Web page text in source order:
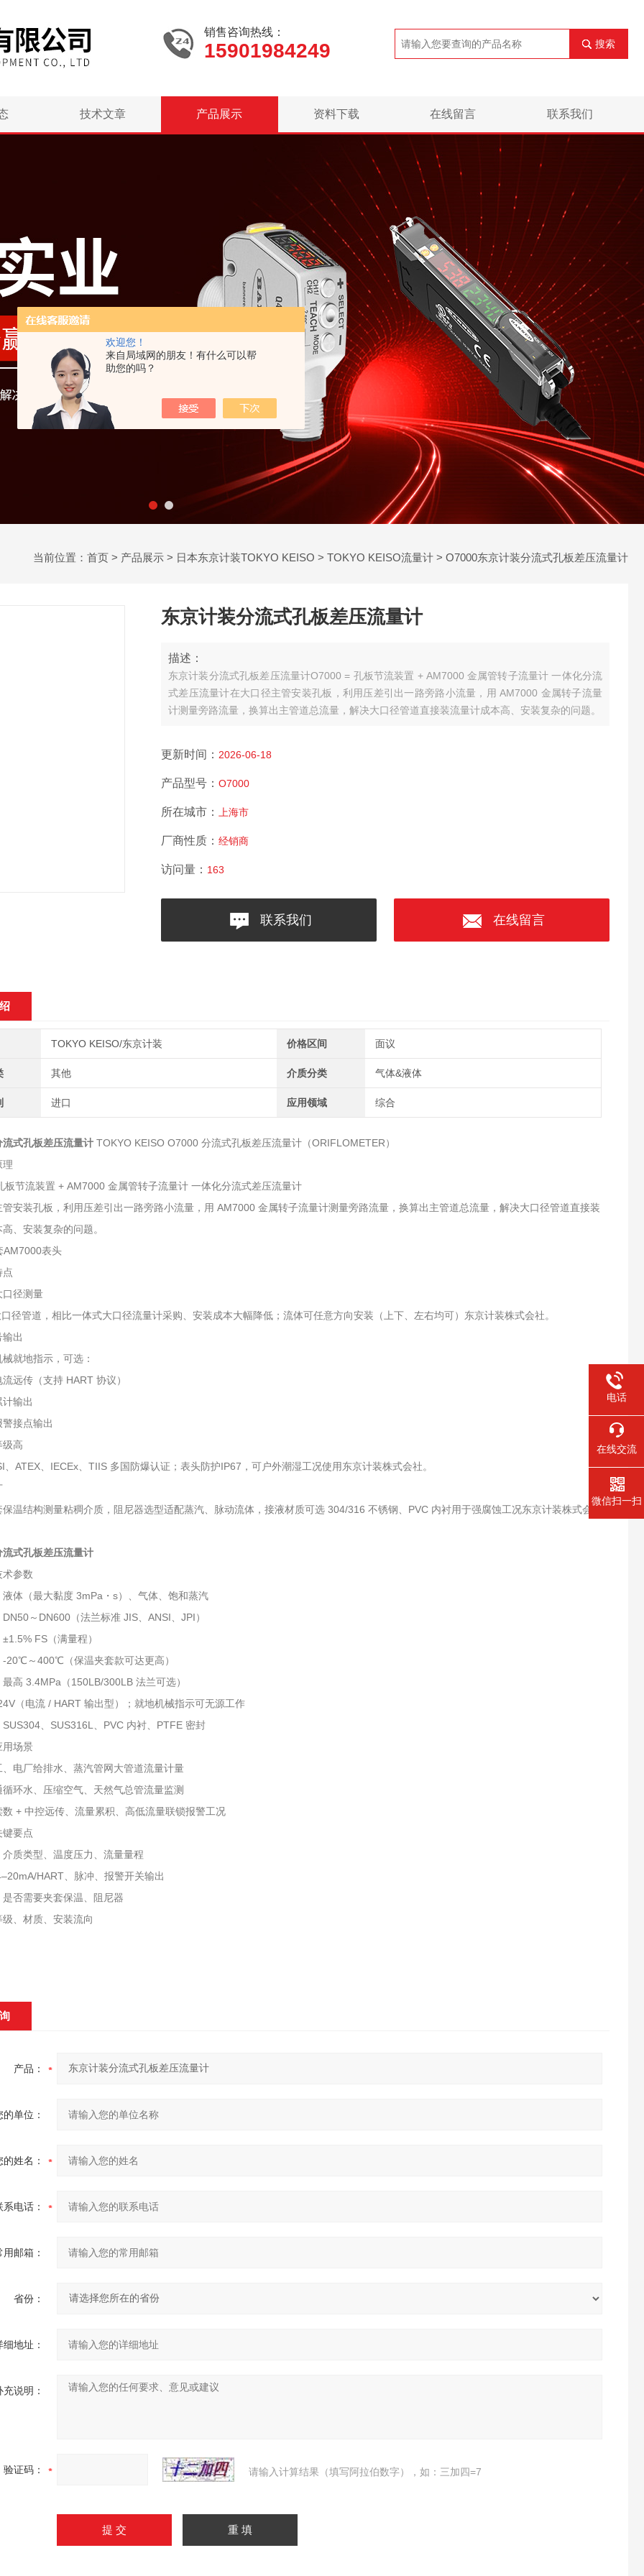
欢迎您！
来自局域网的朋友！有什么可以帮
助您的吗？
销售咨询热线：
15901984249 搜索
技术文章 产品展示 资料下载 在线留言 联系我们
当前位置： 首页 > 产品展示 > 日本东京计装TOKYO KEISO > TOKYO KEISO流量计 > O7000东京计装分流式孔板差压流量计
东京计装分流式孔板差压流量计
描述：
东京计装分流式孔板差压流量计O7000 = 孔板节流装置 + AM7000 金属管转子流量计 一体化分流
式差压流量计在大口径主管安装孔板，利用压差引出一路旁路小流量，用 AM7000 金属转子流量
计测量旁路流量，换算出主管道总流量，解决大口径管道直接装流量计成本高、安装复杂的问题。
更新时间： 2026-06-18
产品型号： O7000
所在城市： 上海市
厂商性质： 经销商
访问量： 163
联系我们 在线留言
TOKYO KEISO/东京计装 价格区间 面议
其他 介质分类 气体&液体
进口 应用领域 综合
流式孔板差压流量计 TOKYO KEISO O7000 分流式孔板差压流量计（ORIFLOMETER）
理
板节流装置 + AM7000 金属管转子流量计 一体化分流式差压流量计
管安装孔板，利用压差引出一路旁路小流量，用 AM7000 金属转子流量计测量旁路流量，换算出主管道总流量，解决大口径管道直接装
、安装复杂的问题。
AM7000表头
点
口径测量
径管道，相比一体式大口径流量计采购、安装成本大幅降低；流体可任意方向安装（上下、左右均可）东京计装株式会社。
出
就地指示，可选：
远传（支持 HART 协议）
输出
接点输出
级高
、ATEX、IECEx、TIIS 多国防爆认证；表头防护IP67，可户外潮湿工况使用东京计装株式会社。
保温结构测量粘稠介质，阻尼器选型适配蒸汽、脉动流体，接液材质可选 304/316 不锈钢、PVC 内衬用于强腐蚀工况东京计装株式会
流式孔板差压流量计
术参数
液体（最大黏度 3mPa・s）、气体、饱和蒸汽
～DN600（法兰标准 JIS、ANSI、JPI）
FS（满量程）
-20℃～400℃（保温夹套款可达更高）
高 3.4MPa（150LB/300LB 法兰可选）
（电流 / HART 输出型）；就地机械指示可无源工作
SUS304、SUS316L、PVC 内衬、PTFE 密封
用场景
、电厂给排水、蒸汽管网大管道流量计量
环水、压缩空气、天然气总管流量监测
数 + 中控远传、流量累积、高低流量联锁报警工况
键要点
介质类型、温度压力、流量量程
HART、脉冲、报警开关输出
是否需要夹套保温、阻尼器
、材质、安装流向
产品：
的单位：
的姓名：
系电话：
用邮箱：
省份：
细地址：
充说明：
验证码： 请输入计算结果（填写阿拉伯数字），如：三加四=7
电话
在线交流
微信扫一扫